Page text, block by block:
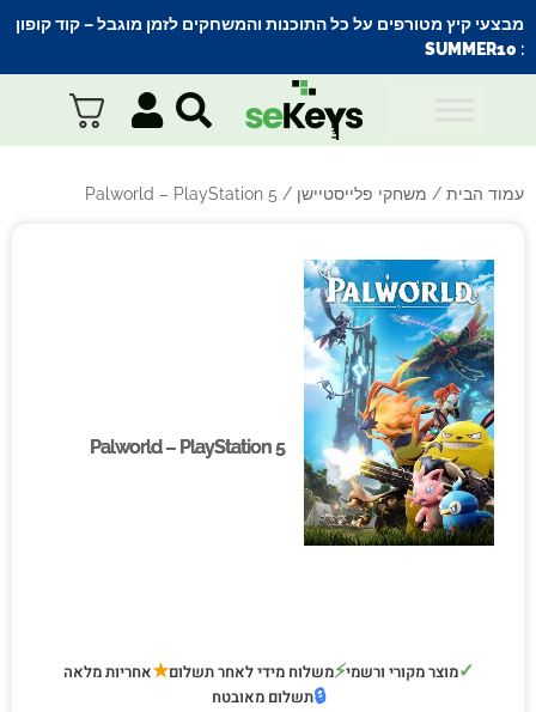
מבצעי קיץ מטורפים על כל התוכנות והמשחקים לזמן מוגבל – קוד קופון
:
SUMMER10
עמוד הבית / משחקי פלייסטיישן / Palworld – PlayStation 5
Palworld – PlayStation 5
Palworld – PlayStation 5
✓מוצר מקורי ורשמי⚡משלוח מידי לאחר תשלום★אחריות מלאה
🔒תשלום מאובטח